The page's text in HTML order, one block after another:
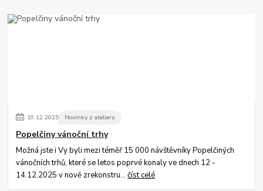
19.12.2025 Novinky z atelieru
Popelčiny vánoční trhy
Možná jste i Vy byli mezi téměř 15 000 návštěvníky Popelčiných
vánočních trhů, které se letos poprvé konaly ve dnech 12 -
14.12.2025 v nově zrekonstru...číst celé